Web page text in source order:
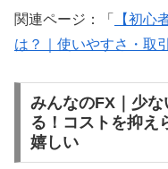
関連ページ：「
【初心
は？｜使いやすさ・取
みんなのFX｜少
る！コストを抑え
嬉しい